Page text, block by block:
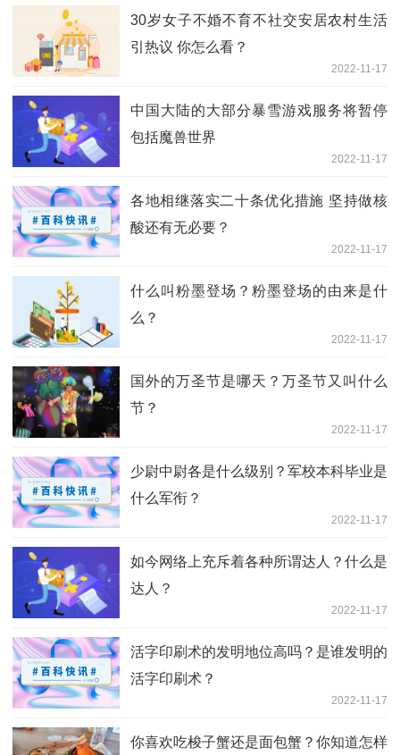
30岁女子不婚不育不社交安居农村生活
引热议 你怎么看？
2022-11-17
中国大陆的大部分暴雪游戏服务将暂停
包括魔兽世界
2022-11-17
各地相继落实二十条优化措施 坚持做核
酸还有无必要？
2022-11-17
什么叫粉墨登场？粉墨登场的由来是什
么？
2022-11-17
国外的万圣节是哪天？万圣节又叫什么
节？
2022-11-17
少尉中尉各是什么级别？军校本科毕业是
什么军衔？
2022-11-17
如今网络上充斥着各种所谓达人？什么是
达人？
2022-11-17
活字印刷术的发明地位高吗？是谁发明的
活字印刷术？
2022-11-17
你喜欢吃梭子蟹还是面包蟹？你知道怎样